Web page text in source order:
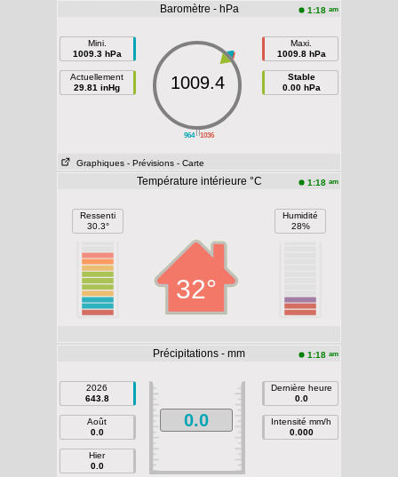
Baromètre - hPa 1:18 am
Mini.
1009.3 hPa
Actuellement
29.81 inHg
||
964 1036
1009.4
Maxi.
1009.8 hPa
Stable
0.00 hPa
Graphiques - Prévisions - Carte
Température intérieure °C 1:18 am
Ressenti
30.3°
32°
Humidité
28%
Précipitations - mm 1:18 am
2026
643.8
Août
0.0
Hier
0.0
0.0
Dernière heure
0.0
Intensité mm/h
0.000